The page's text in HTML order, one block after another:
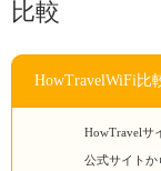
比較
HowTravelWiFi比
HowTravelサ
公式サイトか